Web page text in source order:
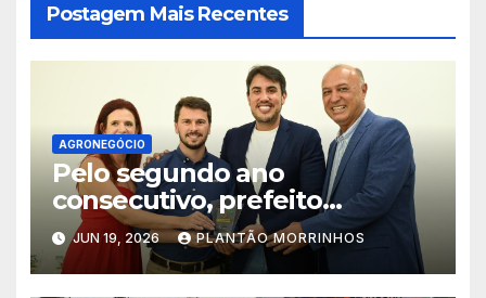
Postagem Mais Recentes
AGRONEGÓCIO
Pelo segundo ano
consecutivo, prefeito
Maycllyn Carreiro recebe
Prêmio Prefeito Amigo da
Agricultura Familiar
JUN 19, 2026 PLANTÃO MORRINHOS